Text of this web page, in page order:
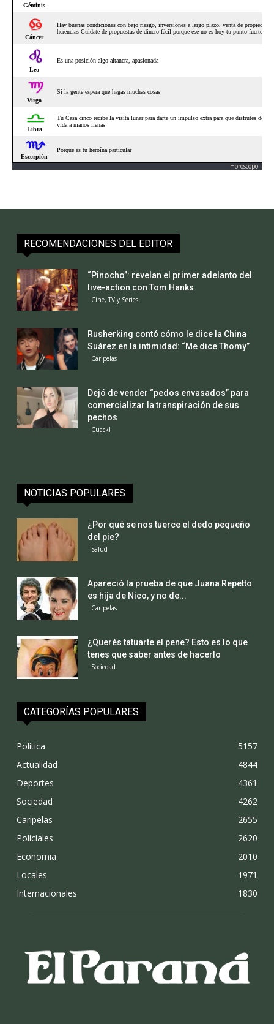
Horoscopo
RECOMENDACIONES DEL EDITOR
“Pinocho”: revelan el primer adelanto del
live-action con Tom Hanks
Cine, TV y Series
Rusherking contó cómo le dice la China
Suárez en la intimidad: “Me dice Thomy”
Caripelas
Dejó de vender “pedos envasados” para
comercializar la transpiración de sus
pechos
Cuack!
NOTICIAS POPULARES
¿Por qué se nos tuerce el dedo pequeño
del pie?
Salud
Apareció la prueba de que Juana Repetto
es hija de Nico, y no de...
Caripelas
¿Querés tatuarte el pene? Esto es lo que
tenes que saber antes de hacerlo
Sociedad
CATEGORÍAS POPULARES
Politica
5157
Actualidad
4844
Deportes
4361
Sociedad
4262
Caripelas
2655
Policiales
2620
Economia
2010
Locales
1971
Internacionales
1830